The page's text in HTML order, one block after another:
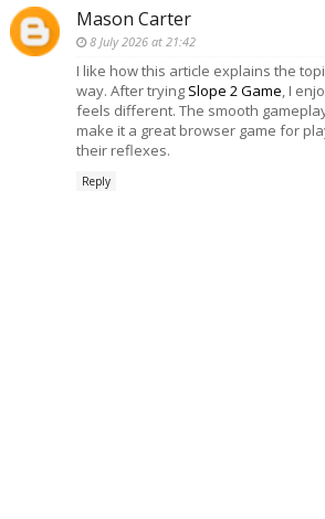
Mason Carter
8 July 2026 at 21:42
I like how this article explains the
way. After trying Slope 2 Game , I
feels different. The smooth
make it a great browser game for
their reflexes.
Reply